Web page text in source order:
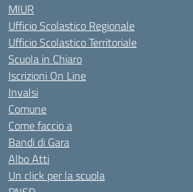
MIUR
Ufficio Scolastico Regionale
Ufficio Scolastico Territoriale
Scuola in Chiaro
Iscrizioni On Line
Invalsi
Comune
Come faccio a
Bandi di Gara
Albo Atti
Un click per la scuola